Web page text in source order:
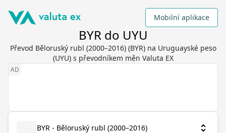
Mobilní aplikace
BYR do UYU
Převod Běloruský rubl (2000–2016) (BYR) na Uruguayské peso
(UYU) s převodníkem měn Valuta EX
BYR - Běloruský rubl (2000–2016)